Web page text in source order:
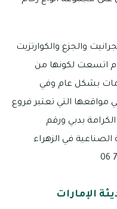
والجزع والكوارتزيت
اتسعت لكونها من
بشكل عام وفي
التي تعتبر فروع
بدبي ورقم
04 والمنطقة الصناعية في الزهراء
الإمارات